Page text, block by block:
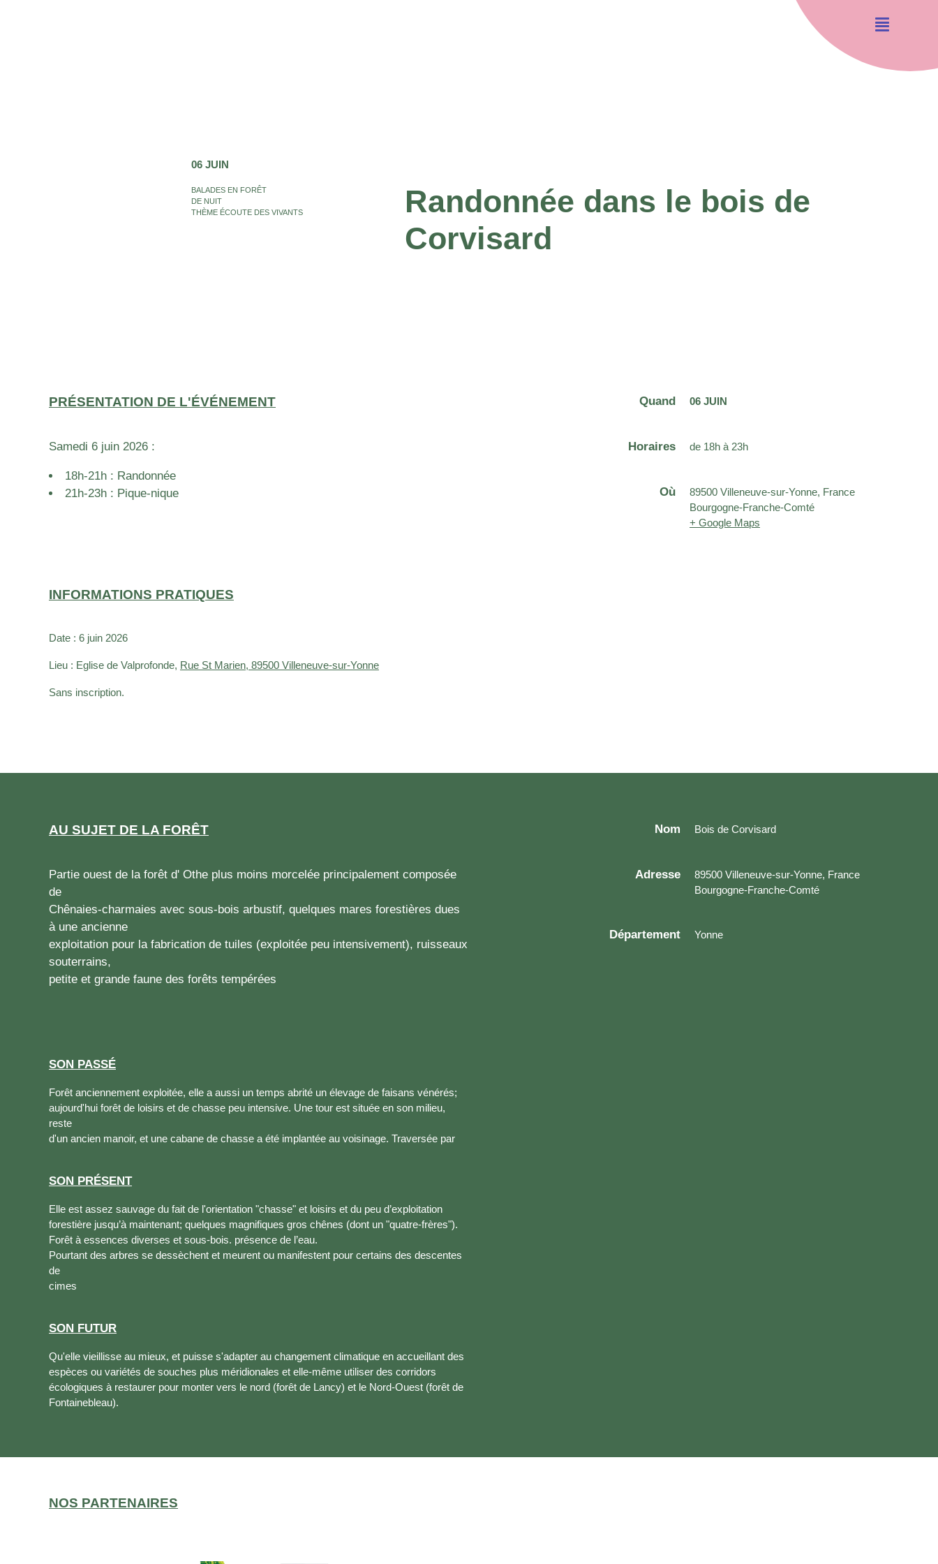
06 JUIN
BALADES EN FORÊT
DE NUIT
THÈME ÉCOUTE DES VIVANTS
Randonnée dans le bois de
Corvisard
PRÉSENTATION DE L'ÉVÉNEMENT
Samedi 6 juin 2026 :
18h-21h : Randonnée
21h-23h : Pique-nique
INFORMATIONS PRATIQUES
Date : 6 juin 2026
Lieu : Eglise de Valprofonde, Rue St Marien, 89500 Villeneuve-sur-Yonne
Sans inscription.
Quand 06 JUIN
Horaires de 18h à 23h
Où
89500 Villeneuve-sur-Yonne, France
Bourgogne-Franche-Comté
+ Google Maps
AU SUJET DE LA FORÊT
Partie ouest de la forêt d' Othe plus moins morcelée principalement composée
de
Chênaies-charmaies avec sous-bois arbustif, quelques mares forestières dues
à une ancienne
exploitation pour la fabrication de tuiles (exploitée peu intensivement), ruisseaux
souterrains,
petite et grande faune des forêts tempérées
SON PASSÉ
Forêt anciennement exploitée, elle a aussi un temps abrité un élevage de faisans vénérés;
aujourd'hui forêt de loisirs et de chasse peu intensive. Une tour est située en son milieu,
reste
d'un ancien manoir, et une cabane de chasse a été implantée au voisinage. Traversée par
SON PRÉSENT
Elle est assez sauvage du fait de l'orientation "chasse" et loisirs et du peu d’exploitation
forestière jusqu’à maintenant; quelques magnifiques gros chênes (dont un "quatre-frères").
Forêt à essences diverses et sous-bois. présence de l’eau.
Pourtant des arbres se dessèchent et meurent ou manifestent pour certains des descentes
de
cimes
SON FUTUR
Qu'elle vieillisse au mieux, et puisse s'adapter au changement climatique en accueillant des
espèces ou variétés de souches plus méridionales et elle-même utiliser des corridors
écologiques à restaurer pour monter vers le nord (forêt de Lancy) et le Nord-Ouest (forêt de
Fontainebleau).
Nom Bois de Corvisard
Adresse
89500 Villeneuve-sur-Yonne, France
Bourgogne-Franche-Comté
Département Yonne
NOS PARTENAIRES